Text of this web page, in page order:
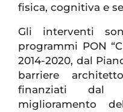
fisica, cognitiva e
Gli interventi
programmi PON
2014-2020, dal
barriere
finanziati dal
miglioramento